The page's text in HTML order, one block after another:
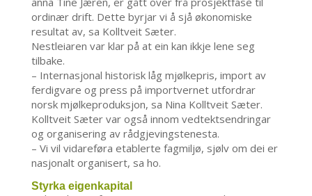
ordinær drift. Dette byrjar vi å sjå økonomiske
resultat av, sa Kolltveit Sæter.
Nestleiaren var klar på at ein kan ikkje lene seg
tilbake.
– Internasjonal historisk låg mjølkepris, import av
ferdigvare og press på importvernet utfordrar
norsk mjølkeproduksjon, sa Nina Kolltveit Sæter.
Kolltveit Sæter var også innom vedtektsendringar
og organisering av rådgjevingstenesta.
– Vi vil vidareføra etablerte fagmiljø, sjølv om dei er
nasjonalt organisert, sa ho.
Styrka eigenkapital